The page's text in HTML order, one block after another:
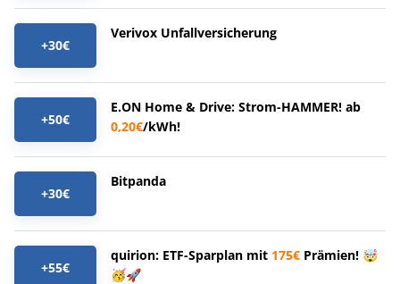
+30€
Verivox Unfallversicherung
+50€
E.ON Home & Drive: Strom-HAMMER! ab
0,20€/kWh!
+30€
Bitpanda
+55€
quirion: ETF-Sparplan mit 175€ Prämien! 🤯
🥳🚀